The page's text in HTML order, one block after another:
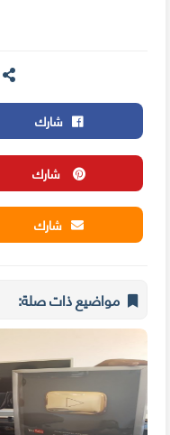
شارك
شارك
شارك
مواضيع ذات صلة: